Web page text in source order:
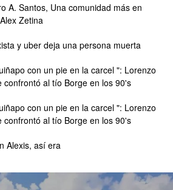
A. Santos, Una comunidad más en
Zetina
y uber deja una persona muerta
con un pie en la carcel ": Lorenzo
confrontó al tío Borge en los 90's
con un pie en la carcel ": Lorenzo
confrontó al tío Borge en los 90's
Alexis, así era